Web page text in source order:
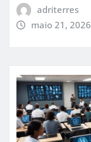
adriterres
maio 21, 2026